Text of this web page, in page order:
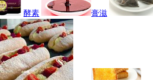
酵素 膏滋